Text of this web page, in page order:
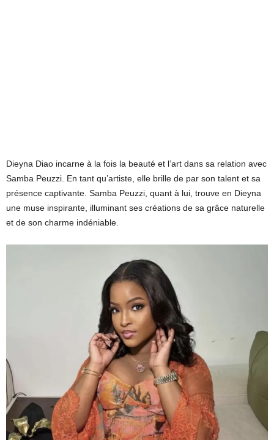
Dieyna Diao incarne à la fois la beauté et l’art dans sa relation avec
Samba Peuzzi. En tant qu’artiste, elle brille de par son talent et sa
présence captivante. Samba Peuzzi, quant à lui, trouve en Dieyna
une muse inspirante, illuminant ses créations de sa grâce naturelle
et de son charme indéniable.